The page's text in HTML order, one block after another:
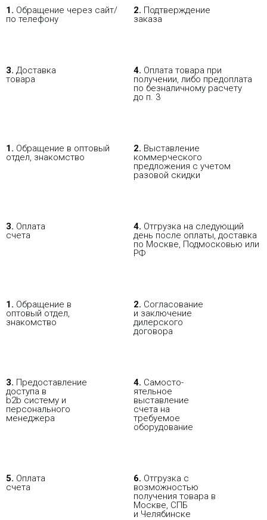
ПОКУПАЯ С НАСТРОЙКОЙ
1. Обращение через сайт/
по телефону
2. Подтверждение
заказа
3. Доставка
товара
4. Оплата товара при
получении, либо предоплата
по безналичному расчету
до п. 3
1. Обращение в оптовый
отдел, знакомство
2. Выставление
коммерческого
предложения с учетом
разовой скидки
3. Оплата
счета
4. Отгрузка на следующий
день после оплаты, доставка
по Москве, Подмосковью или
РФ
1. Обращение в
оптовый отдел,
знакомство
2. Согласование
и заключение
дилерского
договора
3. Пре­до­ста­вле­ние
доступа в
b2b систему и
персо­нального
мене­джера
4. Само­сто­-
ятель­ное
выставление
счета на
требуемое
оборудование
5. Оплата
счета
6. Отгрузка с
возможностью
получения товара в
Москве, СПБ
и Челябинске